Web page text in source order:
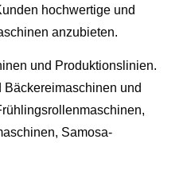
hochwertige und
anzubieten.
und Produktionslinien.
und
Samosa-